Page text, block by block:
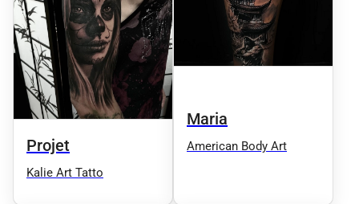
Projet
Kalie Art Tatto
Maria
American Body Art